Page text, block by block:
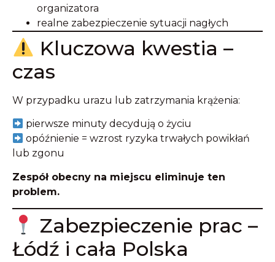
organizatora
realne zabezpieczenie sytuacji nagłych
Kluczowa kwestia –
czas
W przypadku urazu lub zatrzymania krążenia:
pierwsze minuty decydują o życiu
opóźnienie = wzrost ryzyka trwałych powikłań
lub zgonu
Zespół obecny na miejscu eliminuje ten
problem.
Zabezpieczenie prac –
Łódź i cała Polska